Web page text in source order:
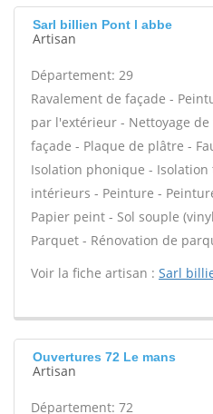
Sarl billien Pont l abbe
Artisan
Département: 29
Ravalement de façade -
par l'extérieur - Nettoyage
façade - Plaque de plâtre -
Isolation phonique -
intérieurs - Peinture -
Papier peint - Sol souple
Parquet - Rénovation de
Voir la fiche artisan : Sarl
Ouvertures 72 Le mans
Artisan
Département: 72